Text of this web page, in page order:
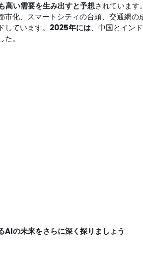
高い需要を生み出すと予想されています
化、スマートシティの台頭、交通網
ています。 2025年には、中国とイン
。
AIの未来をさらに深く探りましょう